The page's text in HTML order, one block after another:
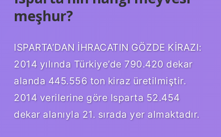
meşhur?
ISPARTA’DAN İHRACATIN GÖZDE KİRAZI:
2014 yılında Türkiye’de 790.420 dekar
alanda 445.556 ton kiraz üretilmiştir.
2014 verilerine göre Isparta 52.454
dekar alanıyla 21. sırada yer almaktadır.